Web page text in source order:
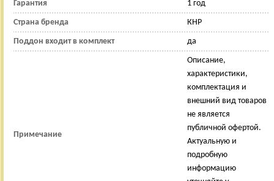
Гарантия 1 год
Страна бренда КНР
Поддон входит в комплект да
Примечание
Описание,
характеристики,
комплектация и
внешний вид товаров
не является
публичной офертой.
Актуальную и
подробную
информацию